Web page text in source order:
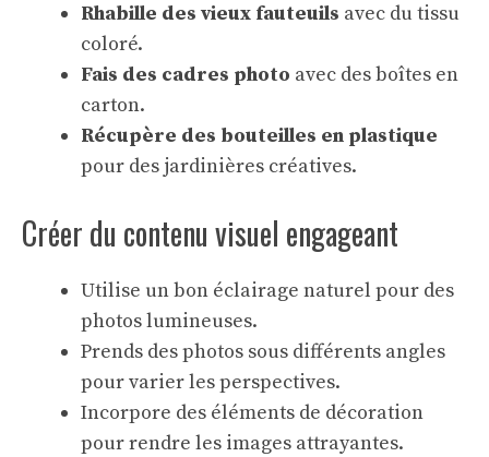
Rhabille des vieux fauteuils avec du tissu
coloré.
Fais des cadres photo avec des boîtes en
carton.
Récupère des bouteilles en plastique
pour des jardinières créatives.
Créer du contenu visuel engageant
Utilise un bon éclairage naturel pour des
photos lumineuses.
Prends des photos sous différents angles
pour varier les perspectives.
Incorpore des éléments de décoration
pour rendre les images attrayantes.